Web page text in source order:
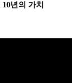
년의 가치